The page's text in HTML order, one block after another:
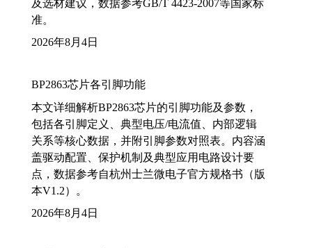
及选材建议，数据参考GB/T 4423-2007等国家标
准。
2026年8月4日
BP2863芯片各引脚功能
本文详细解析BP2863芯片的引脚功能及参数，
包括各引脚定义、典型电压/电流值、内部逻辑
关系等核心数据，并附引脚参数对照表。内容涵
盖驱动配置、保护机制及典型应用电路设计要
点，数据参考自杭州士兰微电子官方规格书（版
本V1.2）。
2026年8月4日